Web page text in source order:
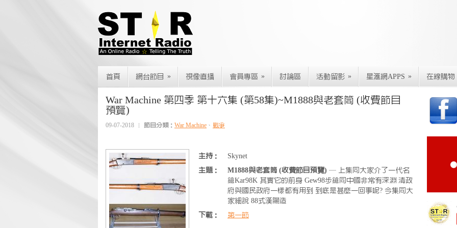
首頁 網台節目 » 視像直播 會員專區 » 討論區 活動留影 » 星滙網APPS » 在線購物
War Machine 第四季 第十六集 (第58集)~M1888與老套筒 (收費節目
預覽)
09-07-2018 節目分類： War Machine 、 戰爭
主持：
Skynet
主題：
M1888與老套筒 (收費節目預覽) — 上集同大家介了一代名
鎗Kar98K 其實它的前身 Gew98步鎗同中國非常有深淵 清政
府與國民政府一樣都有用到 到底是甚麼一回事呢? 今集同大
家細說 88式漢陽造
下載：
第一節